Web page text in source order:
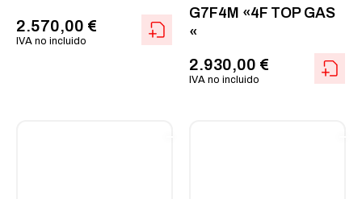
2.570,00 €
IVA no incluido
G7F4M «4F TOP GAS
«
2.930,00 €
IVA no incluido